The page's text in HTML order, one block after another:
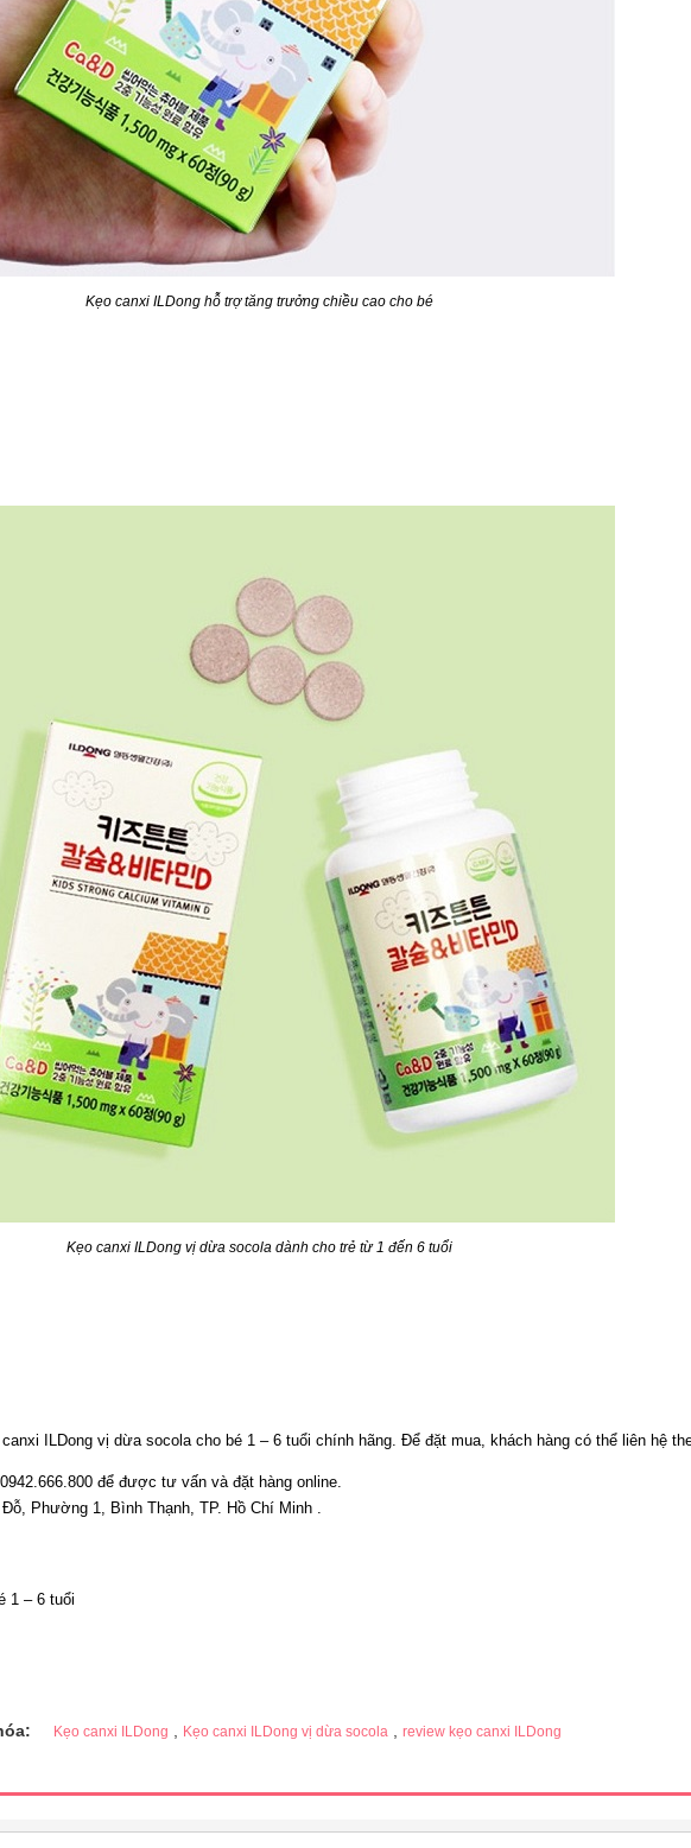
Kẹo canxi ILDong hỗ trợ tăng trưởng chiều cao cho bé
Kẹo canxi ILDong vị dừa socola dành cho trẻ từ 1 đến 6 tuổi
ILDong vị dừa socola cho bé 1 – 6 tuổi chính hãng. Để đặt mua, khách hàng có thể liên hệ
để được tư vấn và đặt hàng online.
Phường 1, Bình Thạnh, TP. Hồ Chí Minh .
1 – 6 tuổi
Kẹo canxi ILDong Kẹo canxi ILDong vị dừa socola review kẹo canxi ILDong